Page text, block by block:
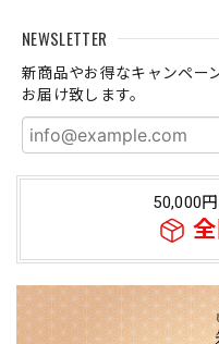
NEWSLETTER
新商品やお得なキャンペー
お届け致します。
50,000